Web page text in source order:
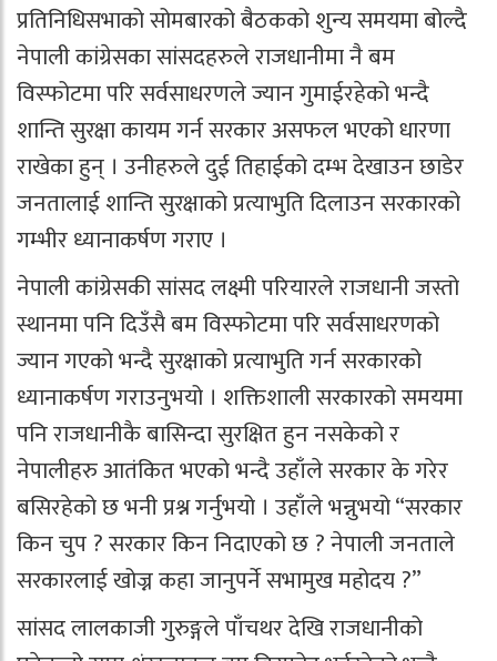
प्रतिनिधिसभाको सोमबारको बैठकको शुन्य समयमा बोल्दै
नेपाली कांग्रेसका सांसदहरुले राजधानीमा नै बम
विस्फोटमा परि सर्वसाधरणले ज्यान गुमाईरहेको भन्दै
शान्ति सुरक्षा कायम गर्न सरकार असफल भएको धारणा
राखेका हुन् । उनीहरुले दुई तिहाईको दम्भ देखाउन छाडेर
जनतालाई शान्ति सुरक्षाको प्रत्याभुति दिलाउन सरकारको
गम्भीर ध्यानाकर्षण गराए ।
नेपाली कांग्रेसकी सांसद लक्ष्मी परियारले राजधानी जस्तो
स्थानमा पनि दिउँसै बम विस्फोटमा परि सर्वसाधरणको
ज्यान गएको भन्दै सुरक्षाको प्रत्याभुति गर्न सरकारको
ध्यानाकर्षण गराउनुभयो । शक्तिशाली सरकारको समयमा
पनि राजधानीकै बासिन्दा सुरक्षित हुन नसकेको र
नेपालीहरु आतंकित भएको भन्दै उहाँले सरकार के गरेर
बसिरहेको छ भनी प्रश्न गर्नुभयो । उहाँले भन्नुभयो “सरकार
किन चुप ? सरकार किन निदाएको छ ? नेपाली जनताले
सरकारलाई खोज्न कहा जानुपर्ने सभामुख महोदय ?”
सांसद लालकाजी गुरुङ्गले पाँचथर देखि राजधानीको